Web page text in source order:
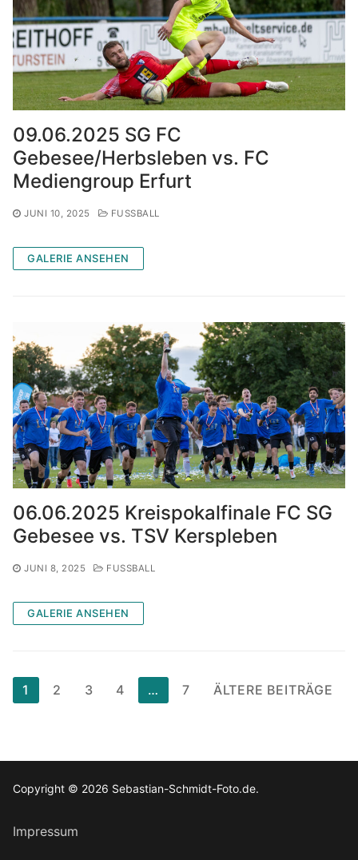
09.06.2025 SG FC
Gebesee/Herbsleben vs. FC
Mediengroup Erfurt
JUNI 10, 2025 FUSSBALL
GALERIE ANSEHEN
06.06.2025 Kreispokalfinale FC SG
Gebesee vs. TSV Kerspleben
JUNI 8, 2025 FUSSBALL
GALERIE ANSEHEN
Seitennummerierung
der
1 2 3 4 … 7 ÄLTERE BEITRÄGE
Copyright © 2026 Sebastian-Schmidt-Foto.de.
Impressum